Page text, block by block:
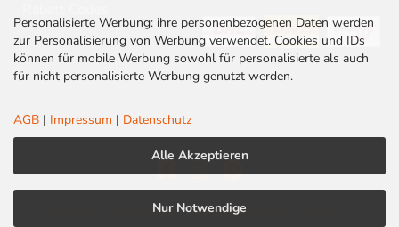
Personalisierte Werbung: ihre personenbezogenen Daten werden
zur Personalisierung von Werbung verwendet. Cookies und IDs
können für mobile Werbung sowohl für personalisierte als auch
für nicht personalisierte Werbung genutzt werden.
AGB | Impressum | Datenschutz
Alle Akzeptieren
Nur Notwendige
Impressum | Datenschutz